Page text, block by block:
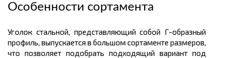
Особенности сортамента
Уголок стальной, представляющий собой Г-образный
профиль, выпускается в большом сортаменте размеров,
что позволяет подобрать подходящий вариант под